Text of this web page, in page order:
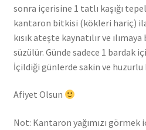
sonra içerisine 1 tatlı kaşığı
kantaron bitkisi (kökleri hariç)
kısık ateşte kaynatılır ve
süzülür. Günde sadece 1 bardak
İçildiği günlerde sakin ve huzurlu
Afiyet Olsun
Not: Kantaron yağımızı